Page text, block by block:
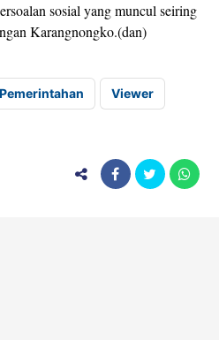
sosial yang muncul seiring
Karangnongko.(dan)
Viewer